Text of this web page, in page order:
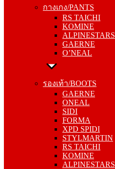
กางเกง/PANTS
RS TAICHI
KOMINE
ALPINESTARS
GAERNE
O’NEAL
รองเท้า/BOOTS
GAERNE
ONEAL
SIDI
FORMA
XPD SPIDI
STYLMARTIN
RS TAICHI
KOMINE
ALPINESTARS
KOMINE
ALPINESTARS
GAERNE
O’NEAL
รองเท้า/BOOTS
ONEAL
SIDI
FORMA
XPD SPIDI
STYLMARTIN
RS TAICHI
KOMINE
ALPINESTARS